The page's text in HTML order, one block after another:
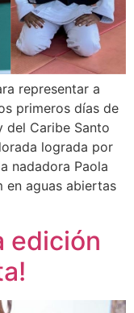
representar a
primeros días de
del Caribe Santo
lograda por
nadadora Paola
en aguas abiertas
edición